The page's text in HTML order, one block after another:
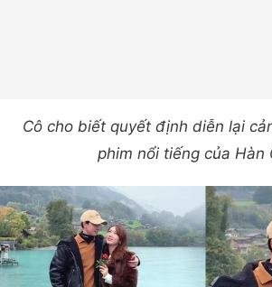
Cô cho biết quyết định diễn lại
phim nổi tiếng của Hàn